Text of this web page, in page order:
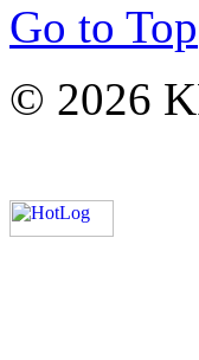
Go to Top
© 2026